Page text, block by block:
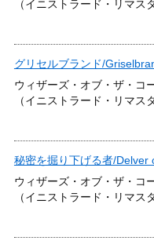
（イニストラード・リマス
グリセルブランド/
ウィザーズ・オブ・ザ・コ
（イニストラード・リマス
秘密を掘り下げる者/Delver
ウィザーズ・オブ・ザ・コ
（イニストラード・リマス